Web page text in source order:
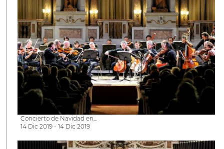
Concierto de Navidad en...
14 Dic 2019 - 14 Dic 2019